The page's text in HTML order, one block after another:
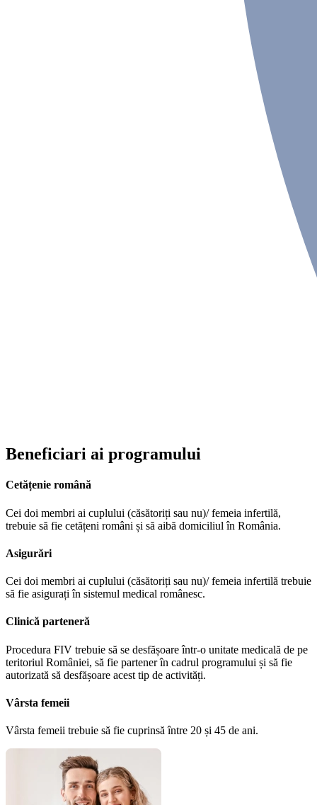
Beneficiari ai programului
Cetățenie română
Cei doi membri ai cuplului (căsătoriți sau nu)/ femeia infertilă,
trebuie să fie cetățeni români și să aibă domiciliul în România.
Asigurări
Cei doi membri ai cuplului (căsătoriți sau nu)/ femeia infertilă trebuie
să fie asigurați în sistemul medical românesc.
Clinică parteneră
Procedura FIV trebuie să se desfășoare într-o unitate medicală de pe
teritoriul României, să fie partener în cadrul programului și să fie
autorizată să desfășoare acest tip de activități.
Vârsta femeii
Vârsta femeii trebuie să fie cuprinsă între 20 și 45 de ani.